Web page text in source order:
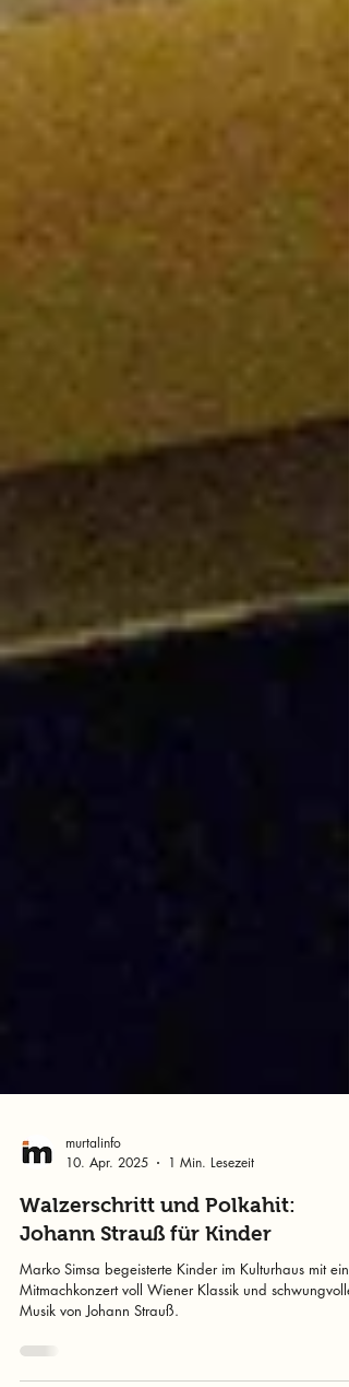
murtalinfo
10. Apr. 2025
1 Min. Lesezeit
Walzerschritt und Polkahit:
Johann Strauß für Kinder
Mitmachkonzert voll Wiener Klassik und schwungvoller
Musik von Johann Strauß.